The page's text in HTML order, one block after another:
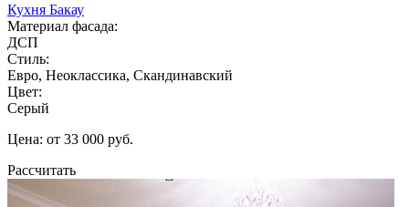
Кухня Бакау
Материал фасада:
ДСП
Стиль:
Евро, Неоклассика, Скандинавский
Цвет:
Серый
Цена: от 33 000 руб.
Рассчитать